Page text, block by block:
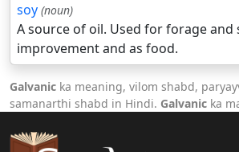
soy (noun)
A source of oil. Used for forage and
improvement and as food.
Galvanic ka meaning, vilom shabd,
samanarthi shabd in Hindi. Galvanic ka